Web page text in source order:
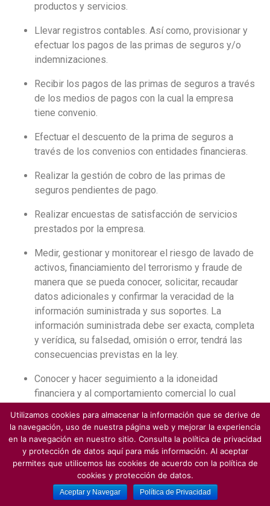
productos y servicios.
Llevar registros contables. Así como, provisionar y
efectuar los pagos de las primas de seguros y/o
indemnizaciones.
Recibir los pagos de las primas de seguros a través
de los medios de pagos con la cual la empresa
tiene convenio.
Efectuar el descuento de la prima de seguros a
través de los convenios con entidades financieras.
Realizar la gestión de cobro de las primas de
seguros pendientes de pago.
Realizar encuestas de satisfacción de servicios
prestados por la empresa.
Medir, gestionar y monitorear el riesgo de lavado de
activos, financiamiento del terrorismo y fraude de
manera que se pueda conocer, solicitar, recaudar
datos adicionales y confirmar la veracidad de la
información suministrada y sus soportes. La
información suministrada debe ser exacta, completa
y verídica, su falsedad, omisión o error, tendrá las
consecuencias previstas en la ley.
Conocer y hacer seguimiento a la idoneidad
financiera y al comportamiento comercial lo cual
Crédito, fuentes públicas, privadas que actúen de
manera legítima y validación de referencias
personales y comerciales.
Gestionar la información necesaria para el
cumplimiento de las obligaciones contables,
Utilizamos cookies para almacenar la información que se derive de
la navegación, uso de nuestra página web y mejorar la experiencia
en la navegación en nuestro sitio. Consulta la política de privacidad
y protección de datos aquí para más información. Al aceptar
permites que utilicemos las cookies de acuerdo con la política de
cookies y protección de datos.
Aceptar y Navegar Política de Privacidad